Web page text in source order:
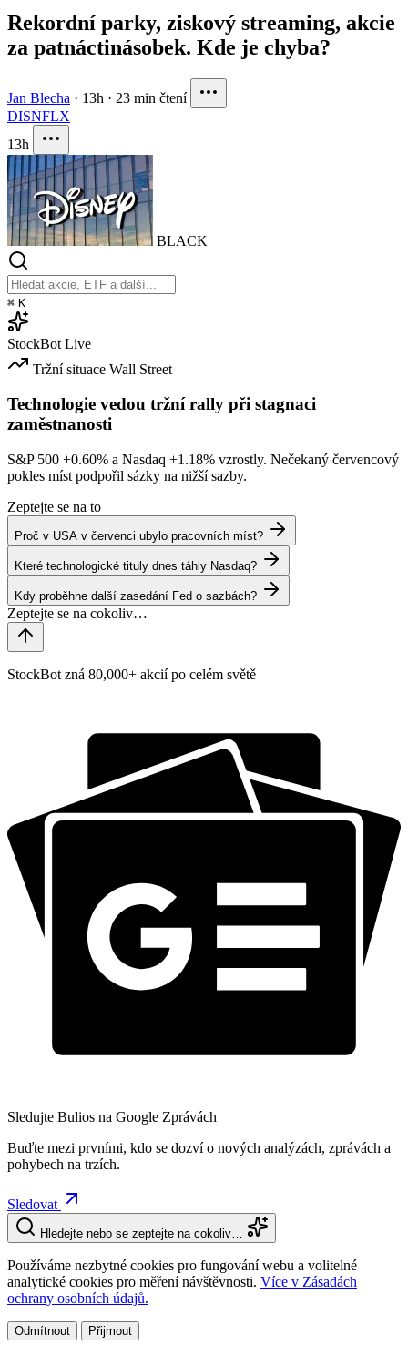
Rekordní parky, ziskový streaming, akcie
za patnáctinásobek. Kde je chyba?
Jan Blecha · 13h · 23 min čtení
DISNFLX
13h
BLACK
⌘ K
StockBot Live
Tržní situace Wall Street
Technologie vedou tržní rally při stagnaci
zaměstnanosti
S&P 500 +0.60% a Nasdaq +1.18% vzrostly. Nečekaný červencový
pokles míst podpořil sázky na nižší sazby.
Zeptejte se na to
Proč v USA v červenci ubylo pracovních míst?
Které technologické tituly dnes táhly Nasdaq?
Kdy proběhne další zasedání Fed o sazbách?
StockBot zná 80,000+ akcií po celém světě
Sledujte Bulios na Google Zprávách
Buďte mezi prvními, kdo se dozví o nových analýzách, zprávách a
pohybech na trzích.
Sledovat
Hledejte nebo se zeptejte na cokoliv…
Používáme nezbytné cookies pro fungování webu a volitelné
analytické cookies pro měření návštěvnosti. Více v Zásadách
ochrany osobních údajů.
Odmítnout Přijmout